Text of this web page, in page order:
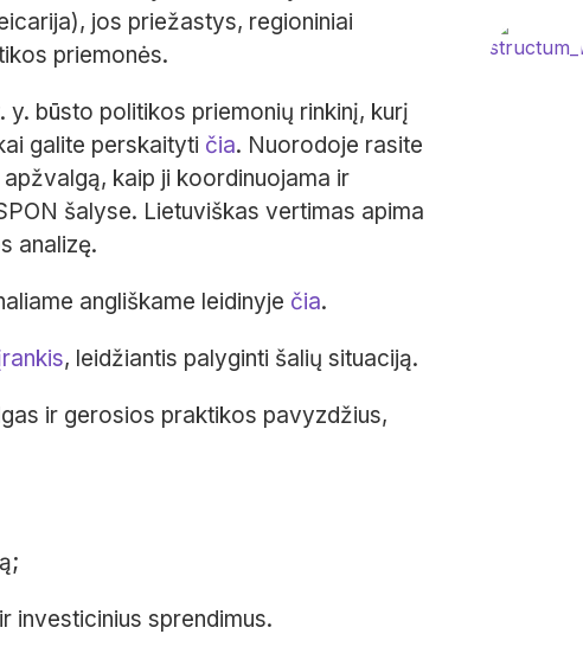
jos priežastys, regioniniai
priemonės.
y. būsto politikos priemonių rinkinį, kurį
galite perskaityti čia. Nuorodoje rasite
kaip ji koordinuojama ir
šalyse. Lietuviškas vertimas apima
analizę.
angliškame leidinyje čia.
, leidžiantis palyginti šalių situaciją.
ir gerosios praktikos pavyzdžius,
investicinius sprendimus.